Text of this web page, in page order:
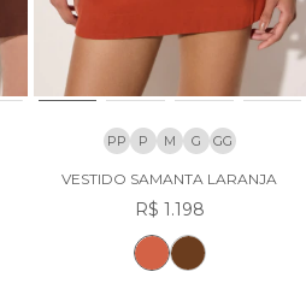
PP P M G GG
VESTIDO SAMANTA LARANJA
R$ 1.198